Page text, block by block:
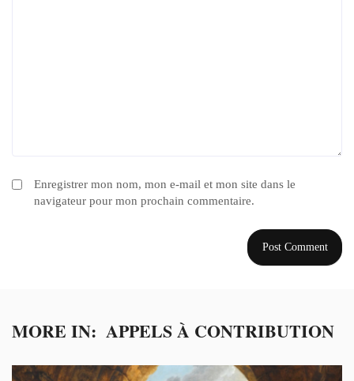
Enregistrer mon nom, mon e-mail et mon site dans le
navigateur pour mon prochain commentaire.
MORE IN: APPELS À CONTRIBUTION